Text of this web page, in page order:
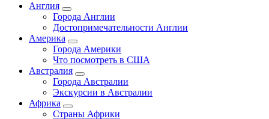
Англия
Города Англии
Достопримечательности Англии
Америка
Города Америки
Что посмотреть в США
Австралия
Города Австралии
Экскурсии в Австралии
Африка
Страны Африки